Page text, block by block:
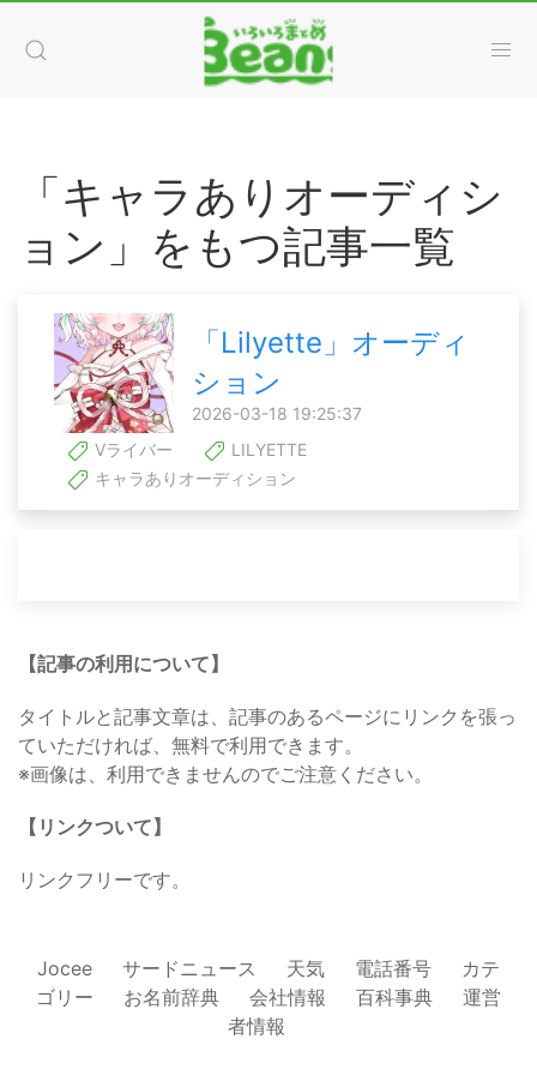
「キャラありオーディシ
ョン」をもつ記事一覧
「Lilyette」オーディ
ション
2026-03-18 19:25:37
Vライバー
LILYETTE
キャラありオーディション
【記事の利用について】
タイトルと記事文章は、記事のあるページにリンクを張っ
ていただければ、無料で利用できます。
※画像は、利用できませんのでご注意ください。
【リンクついて】
リンクフリーです。
Jocee サードニュース 天気 電話番号
カテ
ゴリー
お名前辞典 会社情報 百科事典
運営
者情報